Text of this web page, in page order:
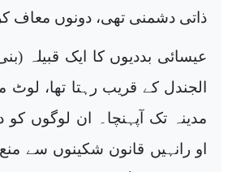
ذاتی دشمنی تھی، دونوں معاف
عیسائی بددیوں کا ایک قبیلہ
الجندل کے قریب رہتا تھا، لوٹ
مدینہ تک آپہنچا۔ ان لوگوں کو
او رانہیں قانون شکینوں سے